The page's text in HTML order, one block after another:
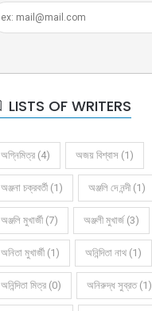
LISTS OF WRITERS
অগ্নিমিত্র (4) অজয় বিশ্বাস (1)
অঞ্জনা চক্রবর্তী (1) অঞ্জলি দে নন্দী (1)
অঞ্জলি মুখার্জী (7) অঞ্জলী মুখার্জ (3)
অনিতা মুখার্জী (1) অনিন্দিতা নাথ (1)
অনিন্দিতা মিত্র (0) অনিরুদ্ধ সুব্রত (1)